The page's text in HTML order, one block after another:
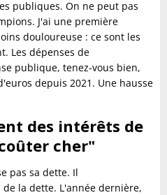
publiques. On ne peut pas
J'ai une première
douloureuse : ce sont les
Les dépenses de
publique, tenez-vous bien,
depuis 2021. Une hausse
des intérêts de
cher"
pas sa dette. Il
la dette. L'année dernière,